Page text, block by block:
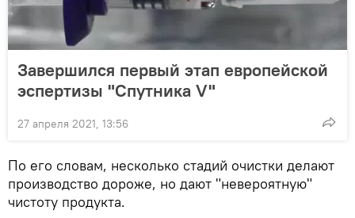
Завершился первый этап европейской
эспертизы "Спутника V"
27 апреля 2021, 13:56
По его словам, несколько стадий очистки делают
производство дороже, но дают "невероятную"
чистоту продукта.